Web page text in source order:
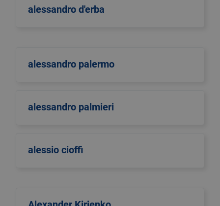
alessandro d'erba
alessandro palermo
alessandro palmieri
alessio cioffi